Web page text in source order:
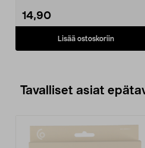
14,90
Lisää ostoskoriin
Tavalliset asiat